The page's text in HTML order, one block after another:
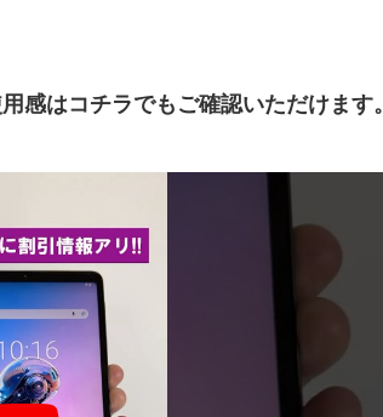
はコチラでもご確認いただけます。